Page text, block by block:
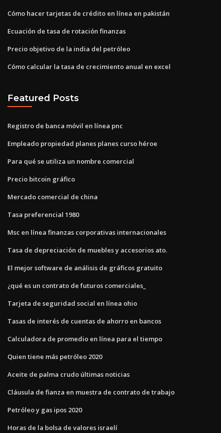
Cómo hacer tarjetas de crédito en línea en pakistán
Ecuación de tasa de rotación finanzas
Precio objetivo de la india del petróleo
Cómo calcular la tasa de crecimiento anual en excel
Featured Posts
Registro de banca móvil en línea pnc
Empleado propiedad planes planes curso héroe
Para qué se utiliza un nombre comercial
Precio bitcoin gráfico
Mercado comercial de china
Tasa preferencial 1980
Msc en línea finanzas corporativas internacionales
Tasa de depreciación de muebles y accesorios ato.
El mejor software de análisis de gráficos gratuito
¿qué es un contrato de futuros comerciales_
Tarjeta de seguridad social en línea ohio
Tasas de interés de cuentas de ahorro en bancos
Calculadora de promedio en línea para el tiempo
Quien tiene más petróleo 2020
Aceite de palma crudo últimas noticias
Cláusula de fianza en muestra de contrato de trabajo
Petróleo y gas ipos 2020
Horas de la bolsa de valores israelí